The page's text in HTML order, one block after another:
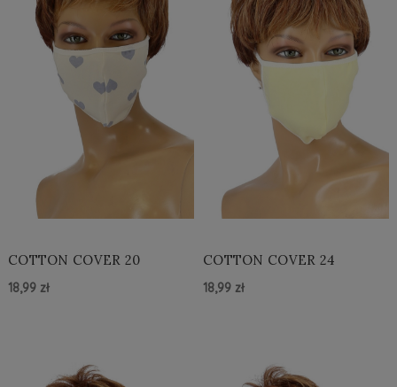
COTTON COVER 20
18,99 zł
COTTON COVER 24
18,99 zł